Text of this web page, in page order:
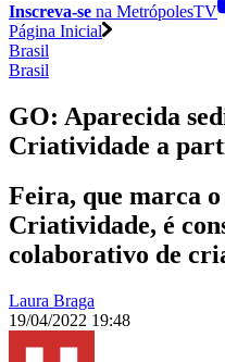
Inscreva-se na MetrópolesTV
Página Inicial
Brasil
Brasil
GO: Aparecida
Criatividade a
Feira, que marca
Criatividade, é
colaborativo de
Laura Braga
19/04/2022 19:48